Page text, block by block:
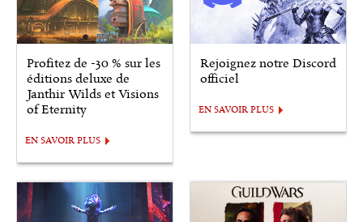
Profitez de -30 % sur les
éditions deluxe de
Janthir Wilds et Visions
of Eternity
EN SAVOIR PLUS
Rejoignez notre Discord
officiel
EN SAVOIR PLUS